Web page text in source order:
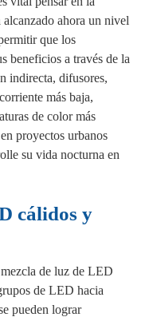
ahora un nivel
que los
beneficios a través de la
indirecta, difusores,
más baja,
de color más
proyectos urbanos
su vida nocturna en
cálidos y
de luz de LED
de LED hacia
pueden lograr